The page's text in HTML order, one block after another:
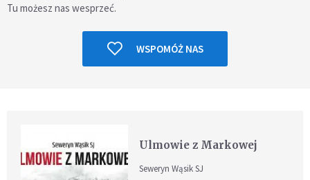
Tu możesz nas wesprzeć.
WSPOMÓŻ NAS
Ulmowie z Markowej
Seweryn Wąsik SJ